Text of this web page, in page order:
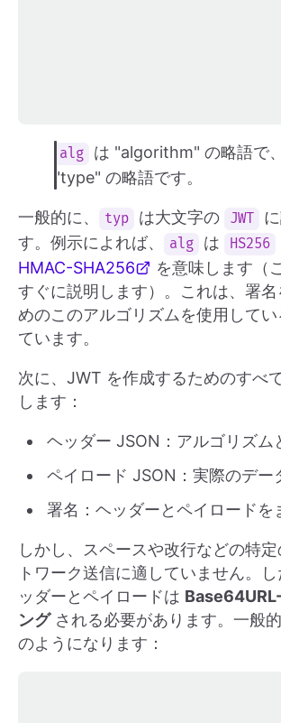
alg は "algorithm" の略語で、
"type" の略語です。
一般的に、 typ は大文字の JWT
す。例示によれば、
alg は HS256
HMAC-SHA256
を意味します（
すぐに説明します）。これは、署
めのこのアルゴリズムを使用してい
ています。
次に、JWT を作成するためのすべ
します：
ヘッダー JSON：アルゴリズム
ペイロード JSON：実際のデー
署名：ヘッダーとペイロードを
しかし、スペースや改行などの特
トワーク送信に適していません。
ッダーとペイロードは
ングされる必要があります。一般
のようになります：